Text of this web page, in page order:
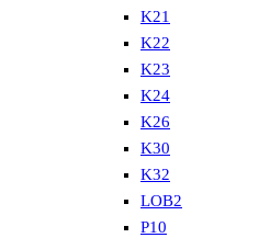
K21
K22
K23
K24
K26
K30
K32
LOB2
P10